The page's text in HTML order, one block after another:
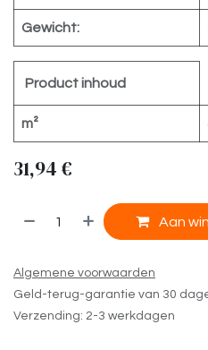
Gewicht:
Product inhoud
m²
31,94 €
Aan
Algemene voorwaarden
Geld-terug-garantie van 30
Verzending: 2-3 werkdagen